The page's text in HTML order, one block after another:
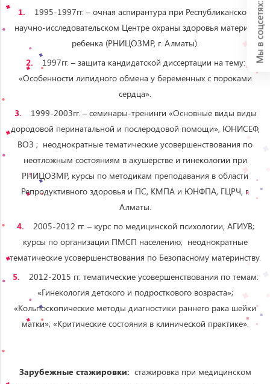
1995-1997гг. – очная аспирантура при Республиканском
научно-исследовательском Центре охраны здоровья матери и
ребенка (РНИЦОЗМР, г. Алматы).
1997гг. – защита кандидатской диссертации на тему:
«Особенности липидного обмена у беременных с пороками
сердца».
1999-2003гг. – семинары-тренинги «Основные виды виды
дородовой перинатальной и послеродовой помощи», ЮНИСЕФ,
ВОЗ ; неоднократные тематические усовершенствования по
неотложным состояниям в акушерстве и гинекологии при
РНИЦОЗМР, курсы по методикам преподавания в области
Репродуктивного здоровья и ПС, КМПА и ЮНФПА, ГЦРЧ, г.
Алматы.
2005-2012 гг. – курс по медицинской психологии, АГИУВ;
курсы по организации ПМСП населению; неоднократные
тематические усовершенствования по Безопасному материнству.
2012-2015 гг. тематические усовершенствования по темам:
«Гинекология детского и подросткового возраста»;
«Кольпоскопические методы диагностики раннего рака шейки
матки»; «Критические состояния в клинической практике».
Зарубежные стажировки: стажировка при медицинском
Мы в соцсетях: